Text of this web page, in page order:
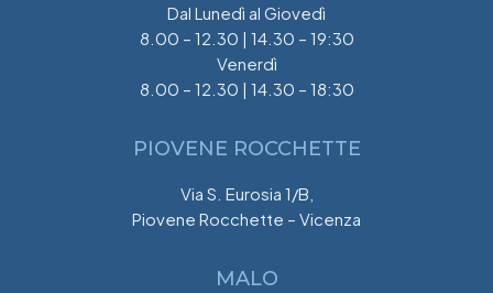
Dal Lunedì al Giovedì
8.00 – 12.30 | 14.30 – 19:30
Venerdì
8.00 – 12.30 | 14.30 – 18:30
PIOVENE ROCCHETTE
Via S. Eurosia 1/B,
Piovene Rocchette – Vicenza
MALO